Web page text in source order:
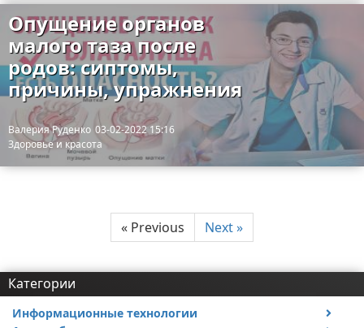
Опущение органов
малого таза после
родов: сиптомы,
причины, упражнения
Валерия Руденко 03-02-2022 15:16
Здоровье и красота
« Previous Next »
Категории
Информационные технологии